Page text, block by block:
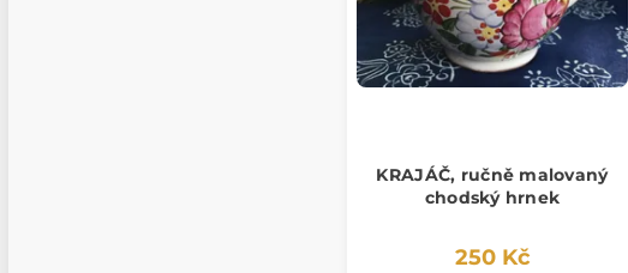
KRAJÁČ, ručně malovaný
chodský hrnek
250 Kč